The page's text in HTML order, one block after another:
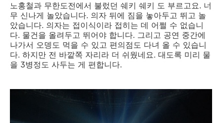
노홍철과 무한도전에서 불렀던 쉐키 쉐키 도 부르고요. 너
무 신나게 놀았습니다. 의자 뒤에 짐을 놓아두고 뛰고 놀
았습니다. 의자는 접이식이라 접히는 데 어쩔 수 없습니
다. 물건을 올려두고 뛰어야 합니다. 그리고 공연 중간에
나가서 오뎅도 먹을 수 있고 편의점도 다녀 올 수 있습니
다. 하지만 전 바깥쪽 자리라 더 쉬웠네요. 대도록 미리 물
을 3병정도 사두는 게 편합니다.